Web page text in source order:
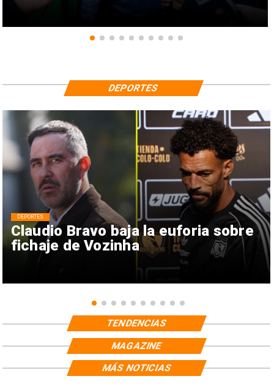
Claudio Bravo baja la euforia sobre
fichaje de Vozinha
DEPORTES
DEPORTES
TENDENCIAS
MAGAZINE
MÁS NOTICIAS